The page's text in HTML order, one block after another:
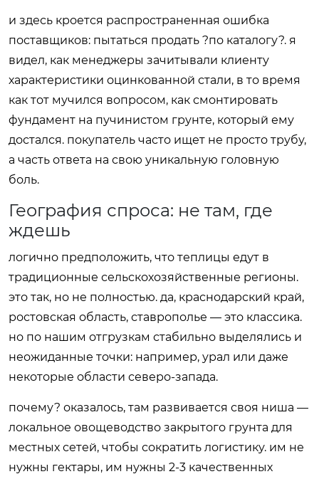
и здесь кроется распространенная ошибка
поставщиков: пытаться продать ?по каталогу?. я
видел, как менеджеры зачитывали клиенту
характеристики оцинкованной стали, в то время
как тот мучился вопросом, как смонтировать
фундамент на пучинистом грунте, который ему
достался. покупатель часто ищет не просто трубу,
а часть ответа на свою уникальную головную
боль.
География спроса: не там, где
ждешь
логично предположить, что теплицы едут в
традиционные сельскохозяйственные регионы.
это так, но не полностью. да, краснодарский край,
ростовская область, ставрополье — это классика.
но по нашим отгрузкам стабильно выделялись и
неожиданные точки: например, урал или даже
некоторые области северо-запада.
почему? оказалось, там развивается своя ниша —
локальное овощеводство закрытого грунта для
местных сетей, чтобы сократить логистику. им не
нужны гектары, им нужны 2-3 качественных